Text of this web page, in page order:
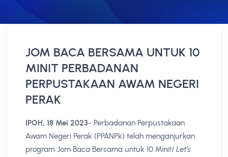
JOM BACA BERSAMA UNTUK 10
MINIT PERBADANAN
PERPUSTAKAAN AWAM NEGERI
PERAK
IPOH, 18 Mei 2023- Perbadanan Perpustakaan
Awam Negeri Perak (PPANPk) telah menganjurkan
program Jom Baca Bersama untuk 10 Minit/Let’s